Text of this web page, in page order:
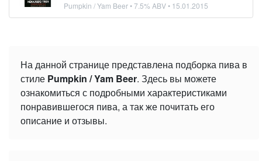
Pumpkin / Yam Beer• 7.5% ABV • 15.01.2015
На данной странице представлена подборка пива в
стиле Pumpkin / Yam Beer. Здесь вы можете
ознакомиться с подробными характеристиками
понравившегося пива, а так же почитать его
описание и отзывы.